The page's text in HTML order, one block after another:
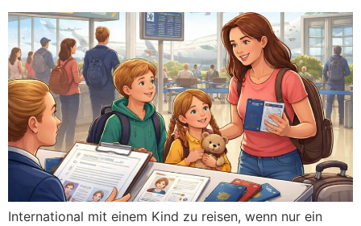
International mit einem Kind zu reisen, wenn nur ein